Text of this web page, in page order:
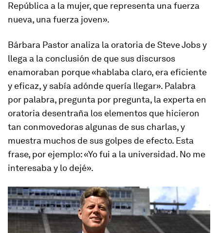
República a la mujer, que representa una fuerza
nueva, una fuerza joven».
Bárbara Pastor analiza la oratoria de Steve Jobs y
llega a la conclusión de que sus discursos
enamoraban porque «hablaba claro, era eficiente
y eficaz, y sabía adónde quería llegar». Palabra
por palabra, pregunta por pregunta, la experta en
oratoria desentraña los elementos que hicieron
tan conmovedoras algunas de sus charlas, y
muestra muchos de sus golpes de efecto. Esta
frase, por ejemplo: «Yo fui a la universidad. No me
interesaba y lo dejé».